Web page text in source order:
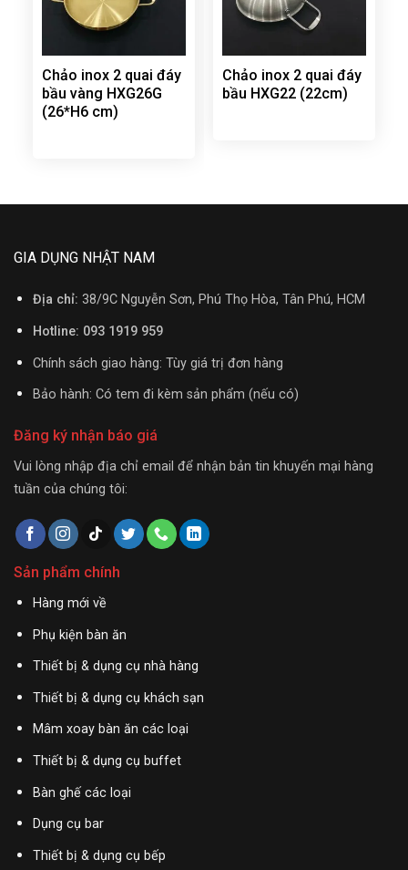
Chảo inox 2 quai đáy
bầu vàng HXG26G
(26*H6 cm)
Chảo inox 2 quai đáy
bầu HXG22 (22cm)
GIA DỤNG NHẬT NAM
Địa chỉ: 38/9C Nguyễn Sơn, Phú Thọ Hòa, Tân Phú, HCM
Hotline: 093 1919 959
Chính sách giao hàng: Tùy giá trị đơn hàng
Bảo hành: Có tem đi kèm sản phẩm (nếu có)
Đăng ký nhận báo giá
Vui lòng nhập địa chỉ email để nhận bản tin khuyến mại hàng
tuần của chúng tôi:
Sản phẩm chính
Hàng mới về
Phụ kiện bàn ăn
Thiết bị & dụng cụ nhà hàng
Thiết bị & dụng cụ khách sạn
Mâm xoay bàn ăn các loại
Thiết bị & dụng cụ buffet
Bàn ghế các loại
Dụng cụ bar
Thiết bị & dụng cụ bếp